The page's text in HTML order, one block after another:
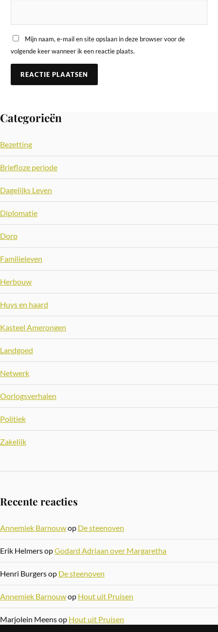
Mijn naam, e-mail en site opslaan in deze browser voor de
volgende keer wanneer ik een reactie plaats.
Categorieën
Bezetting
Briefloze periode
Dagelijks Leven
Diplomatie
Dorp
Familieleven
Herbouw
Huys en haard
Kasteel Amerongen
Landgoed
Netwerk
Oorlogsverhalen
Politiek
Zakelijk
Recente reacties
Annemiek Barnouwop De steenoven
Erik HelmersopGodard Adriaan over Margaretha
Henri Burgersop De steenoven
Annemiek Barnouwop Hout uit Pruisen
Marjolein Meensop Hout uit Pruisen